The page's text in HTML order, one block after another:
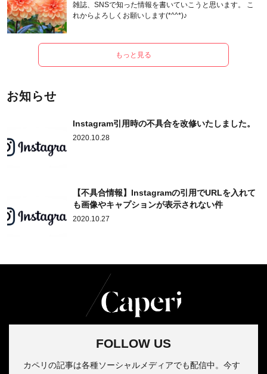
雑誌、SNSで知った情報を書いていこうと思います。 こ
れからよろしくお願いします(*^^*)♪
もっと見る
お知らせ
Instagram引用時の不具合を改修いたしました。
2020.10.28
【不具合情報】Instagramの引用でURLを入れて
も画像やキャプションが表示されない件
2020.10.27
FOLLOW US
カペリの記事は各種ソーシャルメディアでも配信中。今す